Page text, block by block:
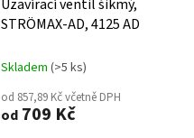
Uzavírací ventil šikmý,
STRÖMAX-AD, 4125 AD
Skladem (>5 ks)
od 857,89 Kč včetně DPH
od 709 Kč